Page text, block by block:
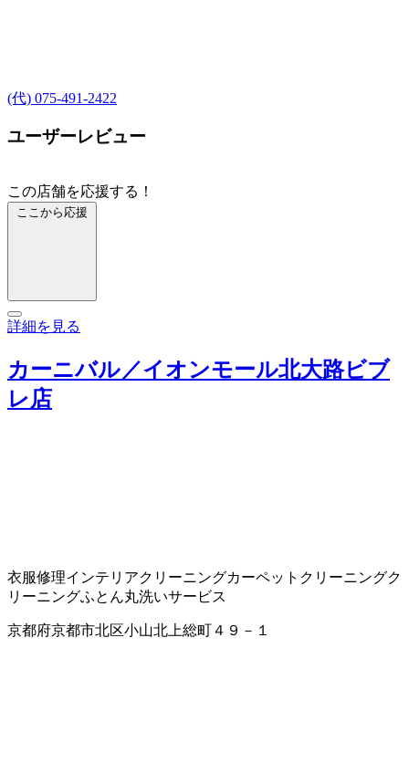
(代) 075-491-2422
ユーザーレビュー
この店舗を応援する！
ここから応援
詳細を見る
カーニバル／イオンモール北大路ビブ
レ店
衣服修理インテリアクリーニングカーペットクリーニングク
リーニングふとん丸洗いサービス
京都府京都市北区小山北上総町４９－１